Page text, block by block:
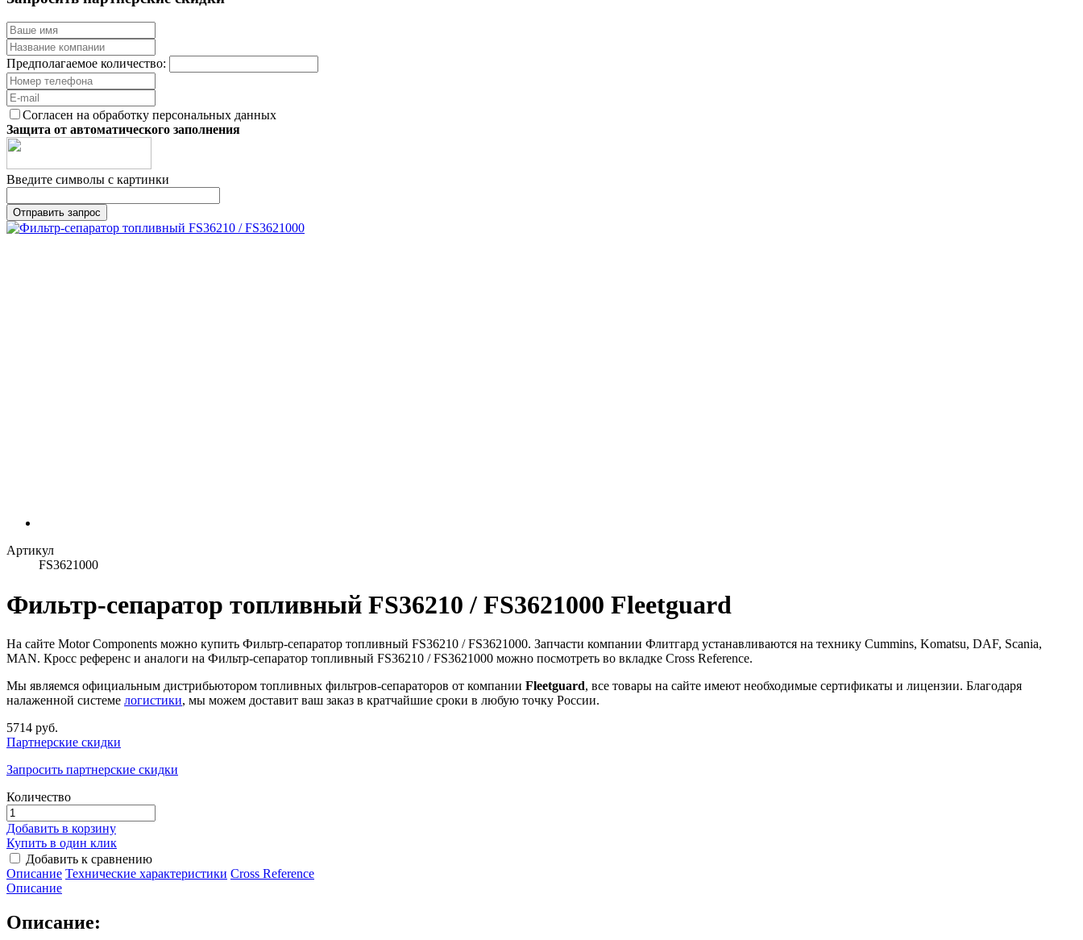
Предполагаемое количество:
Согласен на обработку персональных данных
Защита от автоматического заполнения
Введите символы с картинки
Артикул
FS3621000
Фильтр-сепаратор топливный FS36210 / FS3621000 Fleetguard
На сайте Motor Components можно купить Фильтр-сепаратор топливный FS36210 / FS3621000. Запчасти компании Флитгард устанавливаются на технику Cummins, Komatsu, DAF, Scania,
MAN. Кросс референс и аналоги на Фильтр-сепаратор топливный FS36210 / FS3621000 можно посмотреть во вкладке Cross Reference.
Мы являемся официальным дистрибьютором топливных фильтров-сепараторов от компании Fleetguard, все товары на сайте имеют необходимые сертификаты и лицензии. Благодаря
налаженной системе логистики, мы можем доставит ваш заказ в кратчайшие сроки в любую точку России.
5714 руб.
Партнерские скидки
Запросить партнерские скидки
Количество
Добавить в корзину
Купить в один клик
Добавить к сравнению
Описание Технические характеристики Сross Reference
Описание
Описание: